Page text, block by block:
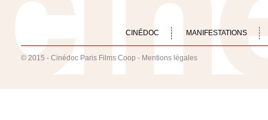
CINÉDOC MANIFESTATIONS
© 2015 - Cinédoc Paris Films Coop - Mentions légales